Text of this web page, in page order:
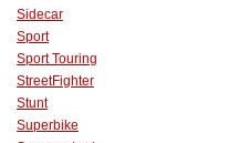
Sidecar
Sport
Sport Touring
StreetFighter
Stunt
Superbike